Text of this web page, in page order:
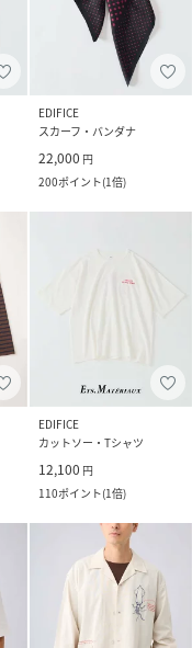
EDIFICE
スカーフ・バンダナ
22,000 円
200ポイント(1倍)
EDIFICE
カットソー・Tシャツ
12,100 円
110ポイント(1倍)